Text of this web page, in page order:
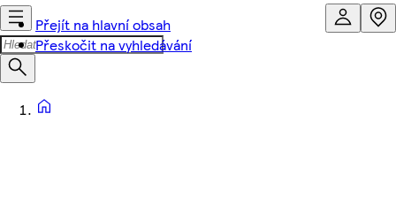
Přejít na hlavní obsah
Přeskočit na vyhledávání